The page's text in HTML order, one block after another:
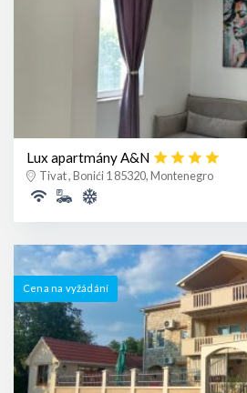
Lux apartmány A&N
Tivat , Bonići 1 85320, Montenegro
Cena na vyžádání